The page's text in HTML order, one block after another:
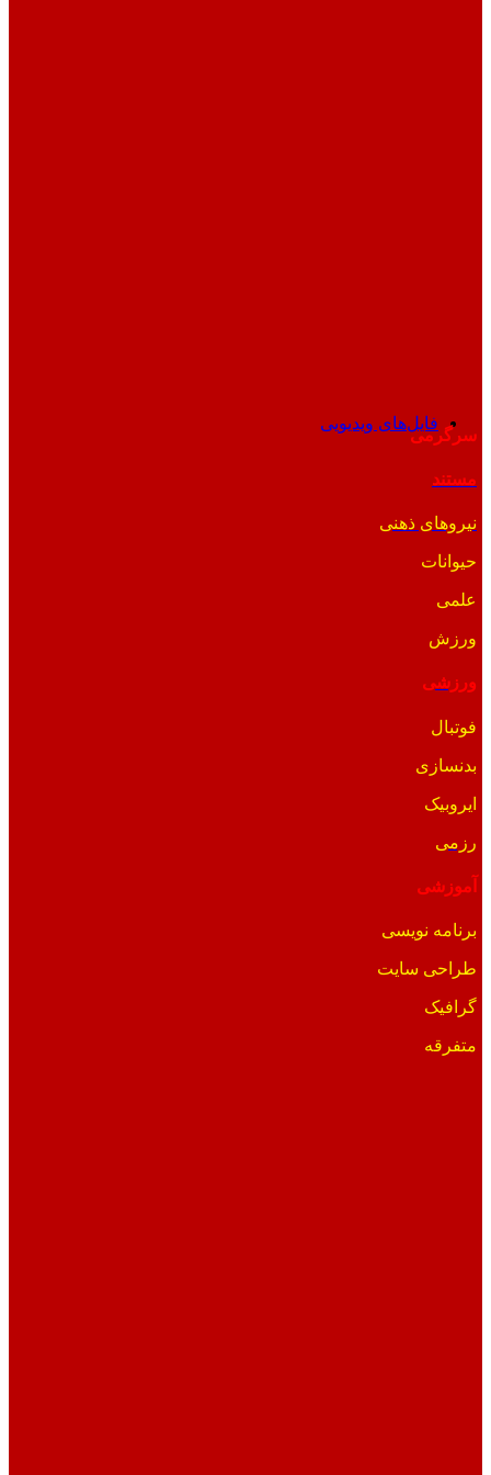
فایل‌های ویدیویی
سرگرمی
مستند
نیروهای ذهنی
حیوانات
علمی
ورزش
ورزشی
فوتبال
بدنسازی
ایروبیک
رزمی
آموزشی
برنامه نویسی
طراحی سایت
گرافیک
متفرقه